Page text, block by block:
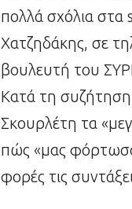
πολλά σχόλια στα
Χατζηδάκης, σε
βουλευτή του
Κατά τη
Σκουρλέτη τα
πώς «μας
φορές τις